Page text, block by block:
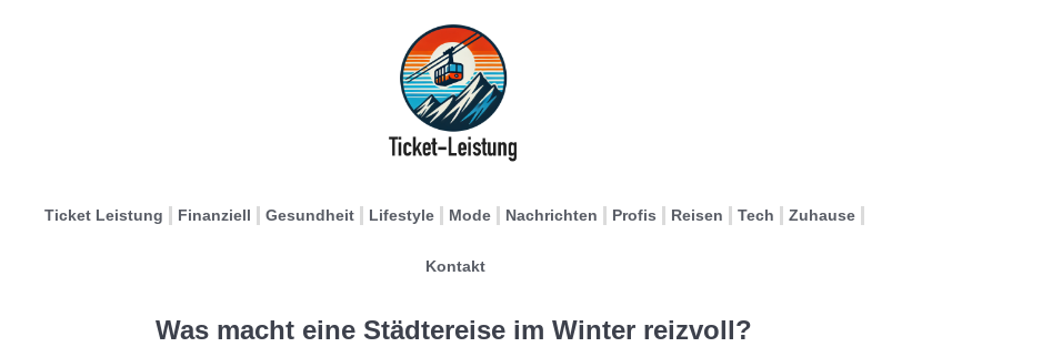
Ticket Leistung Finanziell Gesundheit Lifestyle Mode Nachrichten Profis Reisen Tech Zuhause
Kontakt
Was macht eine Städtereise im Winter reizvoll?